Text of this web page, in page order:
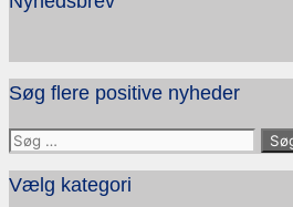
Søg flere positive nyheder
Søg
efter:
Vælg kategori